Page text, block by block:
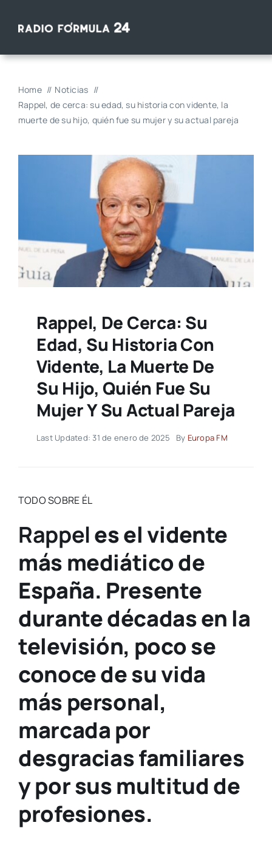
Home
Noticias
Rappel, de cerca: su edad, su historia con vidente, la
muerte de su hijo, quién fue su mujer y su actual pareja
Rappel, De Cerca: Su
Edad, Su Historia Con
Vidente, La Muerte De
Su Hijo, Quién Fue Su
Mujer Y Su Actual Pareja
Last Updated: 31 de enero de 2025 By Europa FM
TODO SOBRE ÉL
Rappeles el vidente
más mediático de
España. Presente
durante décadas en la
televisión, poco se
conoce de su vida
más personal,
marcada por
desgracias familiares
y por sus multitud de
profesiones.